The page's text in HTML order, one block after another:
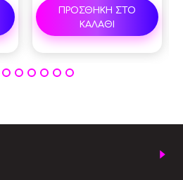
- Black
ΠΡΟΣΘΗΚΗ ΣΤΟ
ΚΑΛΑΘΙ